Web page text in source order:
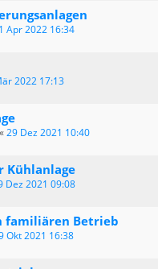
Apr 2022 16:34
2022 17:13
«29 Dez 2021 10:40
Kühlanlage
Dez 2021 09:08
familiären Betrieb
Okt 2021 16:38